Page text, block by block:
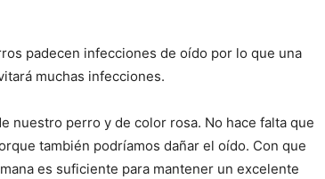
–
padecen infecciones de oído por lo que una
muchas infecciones.
nuestro perro y de color rosa. No hace falta que
también podríamos dañar el oído. Con que
es suficiente para mantener un excelente